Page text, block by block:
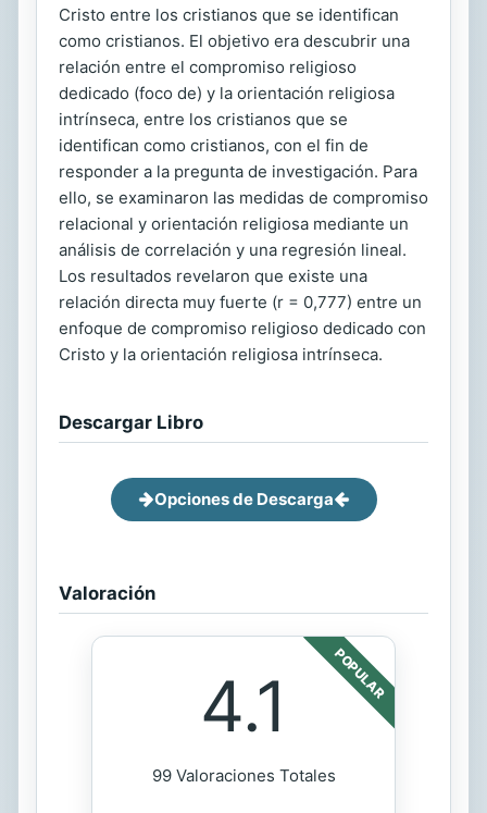
Cristo entre los cristianos que se identifican
como cristianos. El objetivo era descubrir una
relación entre el compromiso religioso
dedicado (foco de) y la orientación religiosa
intrínseca, entre los cristianos que se
identifican como cristianos, con el fin de
responder a la pregunta de investigación. Para
ello, se examinaron las medidas de compromiso
relacional y orientación religiosa mediante un
análisis de correlación y una regresión lineal.
Los resultados revelaron que existe una
relación directa muy fuerte (r = 0,777) entre un
enfoque de compromiso religioso dedicado con
Cristo y la orientación religiosa intrínseca.
Descargar Libro
Opciones de Descarga
Valoración
POPULAR
4.1
99 Valoraciones Totales